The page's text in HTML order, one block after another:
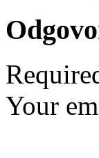
Your